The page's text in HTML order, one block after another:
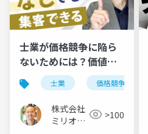
士業が価格競争に陥ら
ないためには？価値で
選ばれる事務所になる
方法
士業 価格競争
株式会社
ミリオン
>100